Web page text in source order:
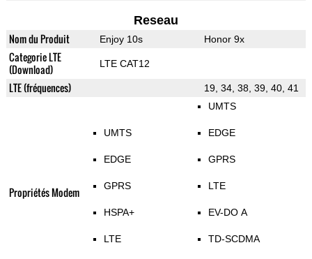
Reseau
Nom du Produit Enjoy 10s Honor 9x
Categorie LTE
(Download)
LTE CAT12
LTE (fréquences) 19, 34, 38, 39, 40, 41
Propriétés Modem
UMTS
EDGE
GPRS
HSPA+
LTE
UMTS
EDGE
GPRS
LTE
EV-DO A
TD-SCDMA